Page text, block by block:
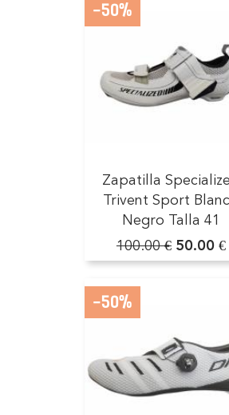
Zapatilla
Trivent Sport
Negro Talla 41
100.00 €50.00 €
-50%
-50%